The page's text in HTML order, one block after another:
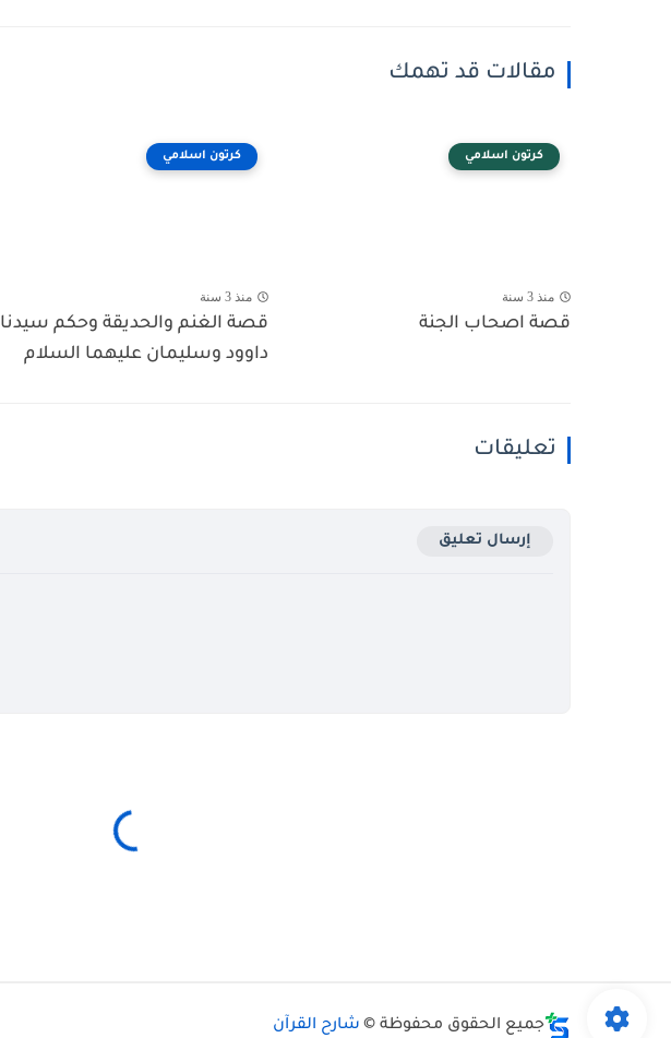
مقالات قد تهمك
كرتون اسلامي
منذ 3 سنة
قصة اصحاب الجنة
كرتون اسلامي
منذ 3 سنة
قصة الغنم والحديقة وحكم سيدنا
داوود وسليمان عليهما السلام
تعليقات
إرسال تعليق
جميع الحقوق محفوظة © شارح القرآن